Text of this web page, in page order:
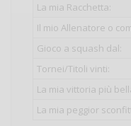
La mia Racchetta:
Il mio Allenatore o
Gioco a squash dal:
Tornei/Titoli vinti:
La mia vittoria più
La mia peggior